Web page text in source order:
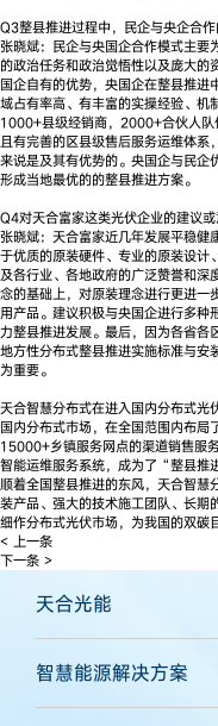
Q3整县推进过程中，民企与央企合
张晓斌：民企与央国企合作模式主要
的政治任务和政治觉悟性以及庞大的
国企自有的优势，央国企在整县推进
域占有率高、有丰富的实操经验、机
1000+县级经销商，2000+合伙人
且有完善的区县级售后服务运维体系
来说是及其有优势的。央国企与民企
形成当地最优的的整县推进方案。
Q4对天合富家这类光伏企业的建议或
张晓斌：天合富家近几年发展平稳健
于优质的原装硬件、专业的原装设计
及各行业、各地政府的广泛赞誉和深
念的基础上，对原装理念进行更进一
用产品。建议积极与央国企进行多种
力整县推进发展。最后，因为各省各
地方性分布式整县推进实施标准与安
为重要。
天合智慧分布式在进入国内分布式光
国内分布式市场，在全国范围内布
15000+乡镇服务网点的渠道销售服
智能运维服务系统，成为了“整县推
顺着全国整县推进的东风，天合智慧
装产品、强大的技术施工团队、长期
细作分布式光伏市场，为我国的双碳
< 上一条
下一条 >
天合光能
智慧能源解决方案